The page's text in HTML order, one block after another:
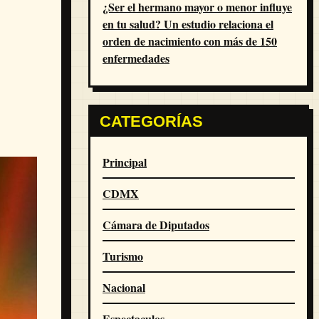
¿Ser el hermano mayor o menor influye
en tu salud? Un estudio relaciona el
orden de nacimiento con más de 150
enfermedades
CATEGORÍAS
Principal
CDMX
Cámara de Diputados
Turismo
Nacional